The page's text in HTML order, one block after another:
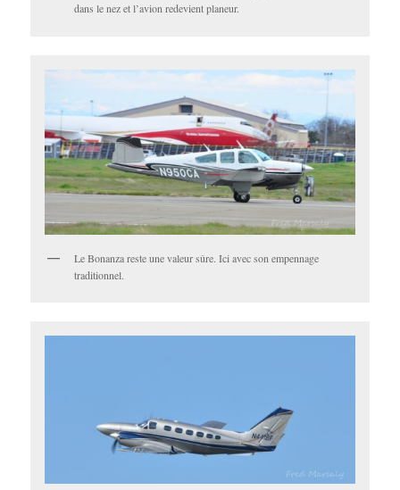
dans le nez et l’avion redevient planeur.
Le Bonanza reste une valeur sûre. Ici avec son empennage
traditionnel.